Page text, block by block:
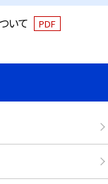
いて PDF